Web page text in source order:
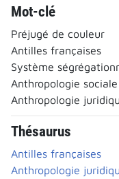
Mot-clé
Préjugé de couleur
Antilles françaises
Système
Anthropologie sociale
Anthropologie
Thésaurus
Antilles françaises
Anthropologie